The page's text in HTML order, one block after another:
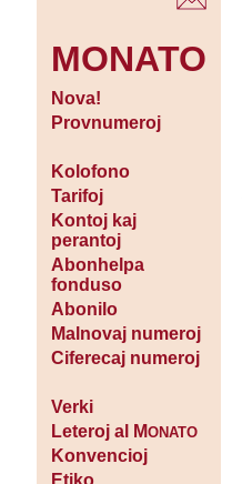
MONATO
Nova!
Provnumeroj
Kolofono
Tarifoj
Kontoj kaj
perantoj
Abonhelpa
fonduso
Abonilo
Malnovaj numeroj
Ciferecaj numeroj
Verki
Leteroj al MONATO
Konvencioj